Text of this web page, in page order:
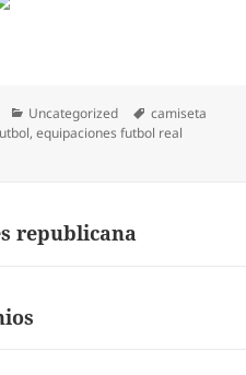
Categorías
Uncategorized Etiquetas
camiseta
,equipaciones futbol real
republicana